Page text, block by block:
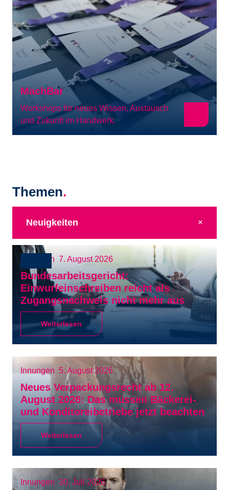
MachBar
Workshops für neues Wissen, Austausch
und Zukunft im Handwerk.
Themen.
Neuigkeiten +
Innungen 7. August 2026
Bundesarbeitsgericht:
Einwurfeinschreiben reicht als
Zugangsnachweis nicht mehr aus
Weiterlesen
Innungen 5. August 2026
Neues Verpackungsrecht ab 12.
August 2026: Das müssen Bäckerei-
und Konditoreibetriebe jetzt beachten
Weiterlesen
Innungen 30. Juli 2026